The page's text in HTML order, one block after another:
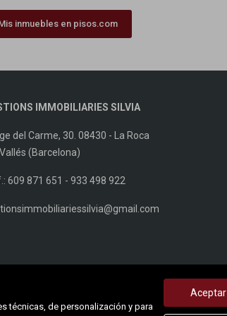
técnicas, de personalización y para
Aceptar
inmuebles en pisos.com
IMMOBILIARIES SILVIA
del Carme, 30. 08430 - La Roca
(Barcelona)
609 871 651 - 933 498 922
legal Favoritos Inmuebles destacados